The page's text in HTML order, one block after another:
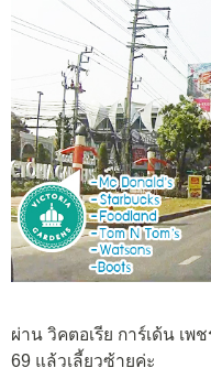
ผ่าน วิคตอเรีย การ์เด้น เพ
69 แล้วเลี้ยวซ้ายค่ะ